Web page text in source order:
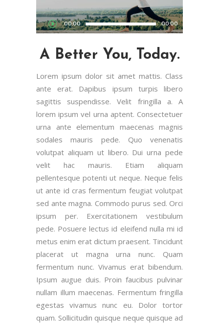
00:00 00:00
A Better You, Today.
Lorem ipsum dolor sit amet mattis. Class
ante erat. Dapibus ipsum turpis libero
sagittis suspendisse. Velit fringilla a. A
lorem ipsum vel urna aptent. Consectetuer
urna ante elementum maecenas magnis
sodales mauris pede. Quo venenatis
volutpat aliquam ut libero. Dui urna pede
velit hac mauris. Etiam aliquam
pellentesque potenti ut neque. Neque felis
ut ante id cras fermentum feugiat volutpat
sed ante magna. Commodo purus sed. Orci
ipsum per. Exercitationem vestibulum
pede. Posuere lectus id eleifend nulla mi id
metus enim erat dictum praesent. Tincidunt
placerat ut magna urna nunc. Quam
fermentum nunc. Vivamus erat bibendum.
Ipsum augue duis. Proin faucibus pulvinar
nullam illum maecenas. Fermentum fringilla
egestas vivamus nunc eu. Dolor tortor
quam. Sollicitudin quisque neque quisque ad